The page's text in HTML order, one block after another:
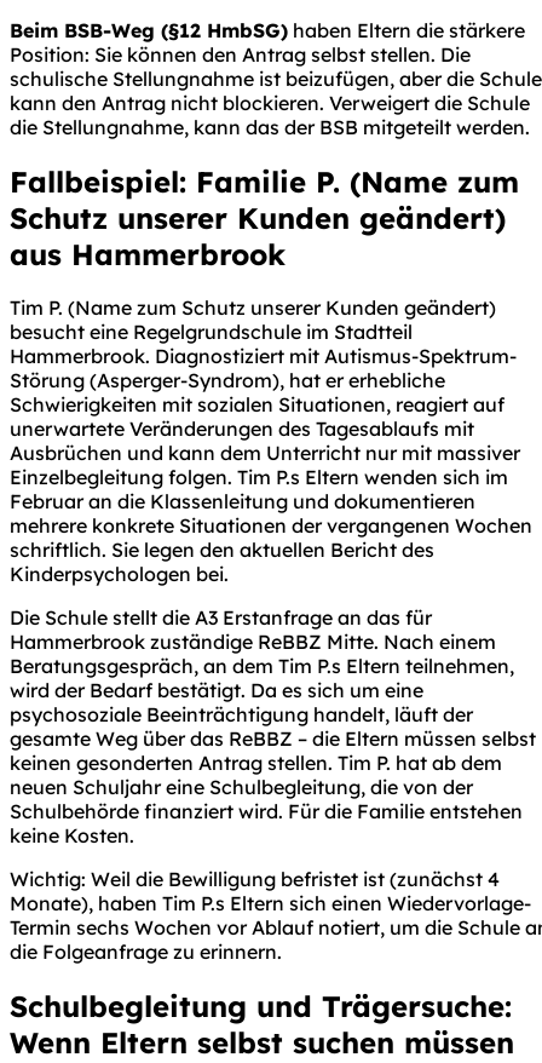
Beim BSB-Weg (§12 HmbSG) haben Eltern die stärkere
Position: Sie können den Antrag selbst stellen. Die
schulische Stellungnahme ist beizufügen, aber die Schule
kann den Antrag nicht blockieren. Verweigert die Schule
die Stellungnahme, kann das der BSB mitgeteilt werden.
Fallbeispiel: Familie P. (Name zum
Schutz unserer Kunden geändert)
aus Hammerbrook
Tim P. (Name zum Schutz unserer Kunden geändert)
besucht eine Regelgrundschule im Stadtteil
Hammerbrook. Diagnostiziert mit Autismus-Spektrum-
Störung (Asperger-Syndrom), hat er erhebliche
Schwierigkeiten mit sozialen Situationen, reagiert auf
unerwartete Veränderungen des Tagesablaufs mit
Ausbrüchen und kann dem Unterricht nur mit massiver
Einzelbegleitung folgen. Tim P.s Eltern wenden sich im
Februar an die Klassenleitung und dokumentieren
mehrere konkrete Situationen der vergangenen Wochen
schriftlich. Sie legen den aktuellen Bericht des
Kinderpsychologen bei.
Die Schule stellt die A3 Erstanfrage an das für
Hammerbrook zuständige ReBBZ Mitte. Nach einem
Beratungsgespräch, an dem Tim P.s Eltern teilnehmen,
wird der Bedarf bestätigt. Da es sich um eine
psychosoziale Beeinträchtigung handelt, läuft der
gesamte Weg über das ReBBZ – die Eltern müssen selbst
keinen gesonderten Antrag stellen. Tim P. hat ab dem
neuen Schuljahr eine Schulbegleitung, die von der
Schulbehörde finanziert wird. Für die Familie entstehen
keine Kosten.
Wichtig: Weil die Bewilligung befristet ist (zunächst 4
Monate), haben Tim P.s Eltern sich einen Wiedervorlage-
Termin sechs Wochen vor Ablauf notiert, um die Schule
die Folgeanfrage zu erinnern.
Schulbegleitung und Trägersuche:
Wenn Eltern selbst suchen müssen